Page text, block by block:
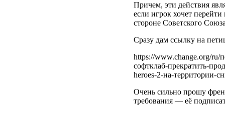
Причем, эти действия
если игрок хочет
стороне Советского
Сразу дам ссылку на
https://www.change.org/ru/
софтклаб-прекратить-
heroes-2-на-территории-
Очень сильно прошу
требования — её